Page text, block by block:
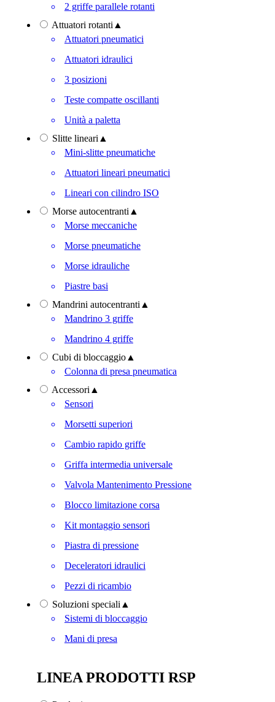
2 griffe parallele rotanti
Attuatori rotanti ▲
Attuatori pneumatici
Attuatori idraulici
3 posizioni
Teste compatte oscillanti
Unità a paletta
Slitte lineari ▲
Mini-slitte pneumatiche
Attuatori lineari pneumatici
Lineari con cilindro ISO
Morse autocentranti ▲
Morse meccaniche
Morse pneumatiche
Morse idrauliche
Piastre basi
Mandrini autocentranti ▲
Mandrino 3 griffe
Mandrino 4 griffe
Cubi di bloccaggio ▲
Colonna di presa pneumatica
Accessori ▲
Sensori
Morsetti superiori
Cambio rapido griffe
Griffa intermedia universale
Valvola Mantenimento Pressione
Blocco limitazione corsa
Kit montaggio sensori
Piastra di pressione
Deceleratori idraulici
Pezzi di ricambio
Soluzioni speciali ▲
Sistemi di bloccaggio
Mani di presa
LINEA PRODOTTI RSP